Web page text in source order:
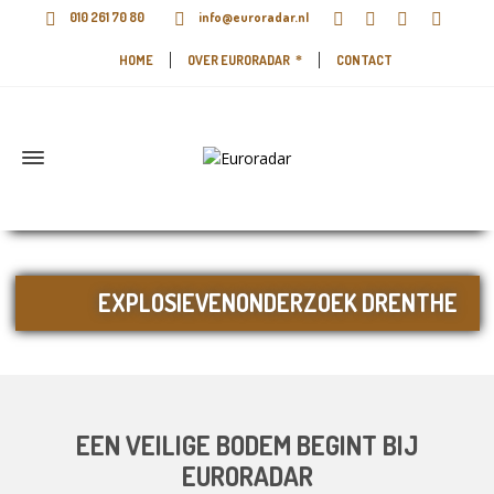
010 261 70 80 info@euroradar.nl
HOME OVER EURORADAR CONTACT
EXPLOSIEVENONDERZOEK DRENTHE
EEN VEILIGE BODEM BEGINT BIJ
EURORADAR